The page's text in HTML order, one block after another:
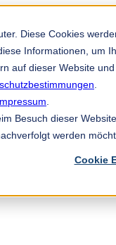
Diese Cookies
Informationen, um
auf dieser Website
Besuch dieser
werden
Cookie
段为空。